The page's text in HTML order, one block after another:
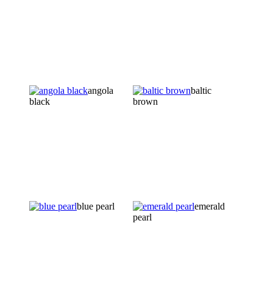
angola
black
baltic
brown
blue pearl
emerald
pearl